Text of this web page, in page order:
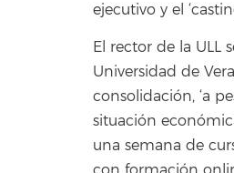
ejecutivo y el
El rector de la ULL
Universidad de
consolidación, ‘a
situación
una semana de